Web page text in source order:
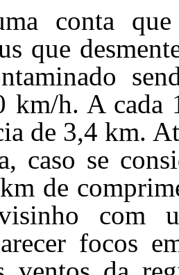
conta
que
km/h. A cada
de 3,4 km.
caso se
de
com
focos